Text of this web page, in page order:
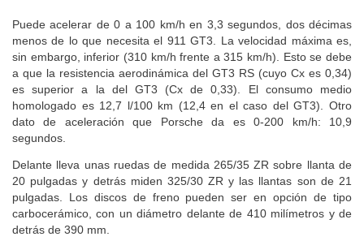
Puede acelerar de 0 a 100 km/h en 3,3 segundos, dos décimas
menos de lo que necesita el 911 GT3. La velocidad máxima es,
sin embargo, inferior (310 km/h frente a 315 km/h). Esto se debe
a que la resistencia aerodinámica del GT3 RS (cuyo Cx es 0,34)
es superior a la del GT3 (Cx de 0,33). El consumo medio
homologado es 12,7 l/100 km (12,4 en el caso del GT3). Otro
dato de aceleración que Porsche da es 0-200 km/h: 10,9
segundos.
Delante lleva unas ruedas de medida 265/35 ZR sobre llanta de
20 pulgadas y detrás miden 325/30 ZR y las llantas son de 21
pulgadas. Los discos de freno pueden ser en opción de tipo
carbocerámico, con un diámetro delante de 410 milímetros y de
detrás de 390 mm.